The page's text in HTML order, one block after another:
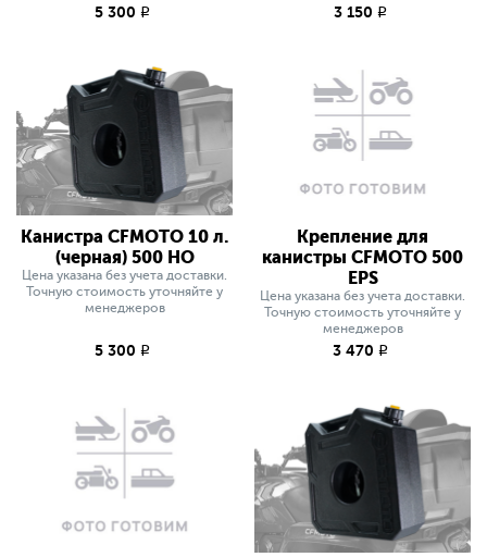
5 300 q 3 150 q
Канистра CFMOTO 10 л.
(черная) 500 HO
Цена указана без учета доставки.
Точную стоимость уточняйте у
менеджеров
5 300 q
Крепление для
канистры CFMOTO 500
EPS
Цена указана без учета доставки.
Точную стоимость уточняйте у
менеджеров
3 470 q